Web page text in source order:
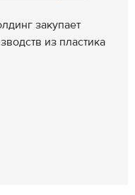
закупает
из пластика